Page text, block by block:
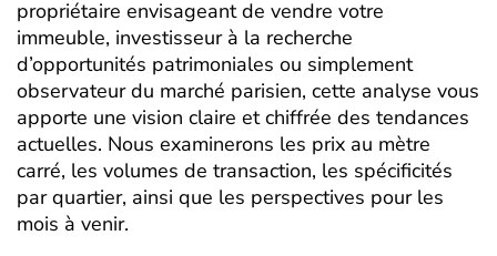
propriétaire envisageant de vendre votre
immeuble, investisseur à la recherche
d’opportunités patrimoniales ou simplement
observateur du marché parisien, cette analyse vous
apporte une vision claire et chiffrée des tendances
actuelles. Nous examinerons les prix au mètre
carré, les volumes de transaction, les spécificités
par quartier, ainsi que les perspectives pour les
mois à venir.